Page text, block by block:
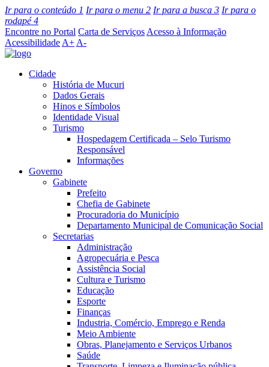
Ir para o conteúdo 1 Ir para o menu 2 Ir para a busca 3 Ir para o
rodapé4
Encontre no Portal Carta de Serviços Acesso à Informação
Acessibilidade A+ A-
Cidade
História de Mucuri
Dados Gerais
Hinos e Símbolos
Identidade Visual
Turismo
Hospedagem Certificada – Selo Turismo
Responsável
Informações
Governo
Gabinete
Prefeito
Chefia de Gabinete
Procuradoria do Município
Departamento Municipal de Comunicação Social
Secretarias
Administração
Agropecuária e Pesca
Assistência Social
Cultura e Turismo
Educação
Esporte
Finanças
Industria, Comércio, Emprego e Renda
Meio Ambiente
Obras, Planejamento e Serviços Urbanos
Saúde